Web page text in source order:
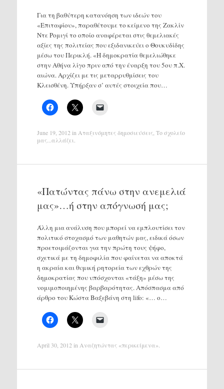
Για τη βαθύτερη κατανόηση των ιδεών του
«Επιταφίου», παραθέτουμε το κείμενο της Ζακλίν
Ντε Ρομιγί το οποίο αναφέρεται στις θεμελιακές
αξίες της πολιτείας που εξιδανικεύει ο Θουκυδίδης
μέσω του Περικλή. «Η δημοκρατία θεμελιώθηκε
στην Αθήνα λίγο πριν από την έναρξη του 5ου π.Χ.
αιώνα. Αρχίζει με τις μεταρρυθμίσεις του
Κλεισθένη. Υπήρξαν σ’ αυτές στοιχεία που…
June 19, 2012 in Αταξινόμητες δημοσιεύσεις, Το σχολείο
μας...αλλάζει
«Πατώντας πάνω στην ανεμελιά
μας»…ή στην απόγνωσή μας;
Άλλη μια ανάλυση που μπορεί να εμπλουτίσει τον
πολιτικό στοχασμό των μαθητών μας, ειδικά όσων
προετοιμάζονται για την πρώτη τους ψήφο,
σχετικά με τη δημοφιλία που φαίνεται να αποκτά
η ακραία και θυμική ρητορεία των εχθρών της
δημοκρατίας που υπόσχονται «τάξη» μέσω της
νομιμοποιημένης βαρβαρότητας. Απόσπασμα από
άρθρο του Κώστα Βαξεβάνη στη lifo: «… ο…
April 30, 2012 in Αναζητώντας «περικείμενα»